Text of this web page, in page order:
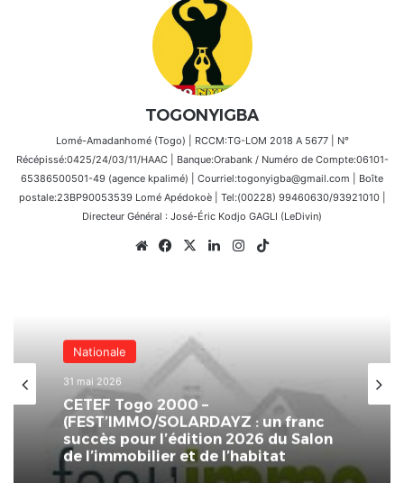
TOGONYIGBA
Lomé-Amadanhomé (Togo) | RCCM:TG-LOM 2018 A 5677 | N°
Récépissé:0425/24/03/11/HAAC | Banque:Orabank / Numéro de Compte:06101-
65386500501-49 (agence kpalimé) | Courriel:togonyigba@gmail.com | Boîte
postale:23BP90053539 Lomé Apédokoè | Tel:(00228) 99460630/93921010 |
Directeur Général : José-Éric Kodjo GAGLI (LeDivin)
WebsiteFacebook
X LinkedinInstagram
Nationale
31 mai 2026
CETEF Togo 2000 –
(FEST’IMMO/SOLARDAYZ : un franc
succès pour l’édition 2026 du Salon
de l’immobilier et de l’habitat